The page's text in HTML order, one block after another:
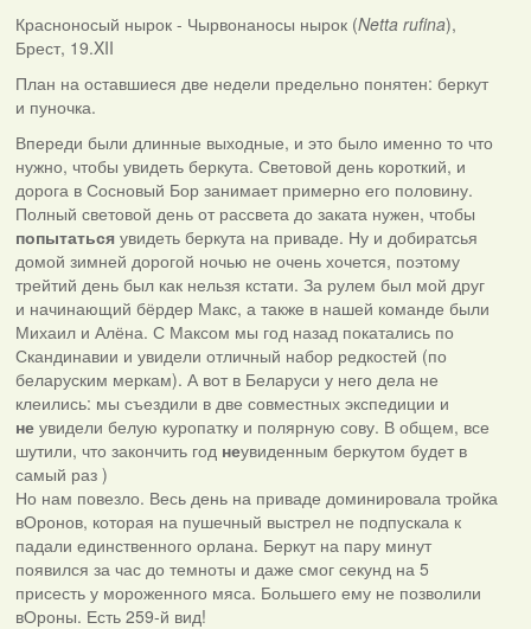
Красноносый нырок - Чырвонаносы нырок (Netta rufina),
Брест, 19.XII
План на оставшиеся две недели предельно понятен: беркут
и пуночка.
Впереди были длинные выходные, и это было именно то что
нужно, чтобы увидеть беркута. Световой день короткий, и
дорога в Сосновый Бор занимает примерно его половину.
Полный световой день от рассвета до заката нужен, чтобы
попытатьсяувидеть беркута на приваде. Ну и добиратсья
домой зимней дорогой ночью не очень хочется, поэтому
трейтий день был как нельзя кстати. За рулем был мой друг
и начинающий бёрдер Макс, а также в нашей команде были
Михаил и Алёна. С Максом мы год назад покатались по
Скандинавии и увидели отличный набор редкостей (по
беларуским меркам). А вот в Беларуси у него дела не
клеились: мы съездили в две совместных экспедиции и
неувидели белую куропатку и полярную сову. В общем, все
шутили, что закончить год неувиденным беркутом будет в
самый раз )
Но нам повезло. Весь день на приваде доминировала тройка
вОронов, которая на пушечный выстрел не подпускала к
падали единственного орлана. Беркут на пару минут
появился за час до темноты и даже смог секунд на 5
присесть у мороженного мяса. Большего ему не позволили
вОроны. Есть 259-й вид!